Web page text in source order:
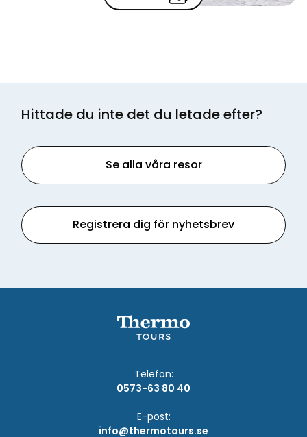
Hittade du inte det du letade efter?
Se alla våra resor
Registrera dig för nyhetsbrev
Telefon:
0573-63 80 40
E-post:
info@thermotours.se